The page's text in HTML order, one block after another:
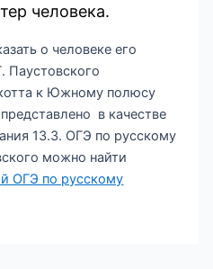
человека.
о человеке его
Паустовского
к Южному полюсу
в качестве
13.3. ОГЭ по русскому
можно найти
ОГЭ по русскому